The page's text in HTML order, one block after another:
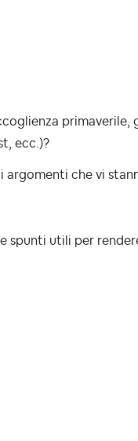
primaverile,
ecc.)?
che vi
spunti utili per